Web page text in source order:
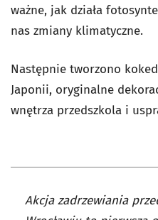
ważne, jak działa
nas zmiany klimatyczne.
Następnie tworzono
Japonii, oryginalne
wnętrza przedszkola i
Akcja zadrzewiania